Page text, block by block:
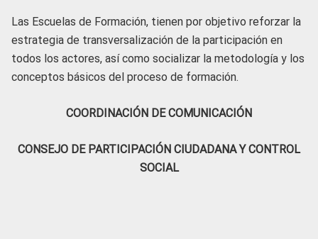
Las Escuelas de Formación, tienen por objetivo reforzar la
estrategia de transversalización de la participación en
todos los actores, así como socializar la metodología y los
conceptos básicos del proceso de formación.
COORDINACIÓN DE COMUNICACIÓN
CONSEJO DE PARTICIPACIÓN CIUDADANA Y CONTROL
SOCIAL